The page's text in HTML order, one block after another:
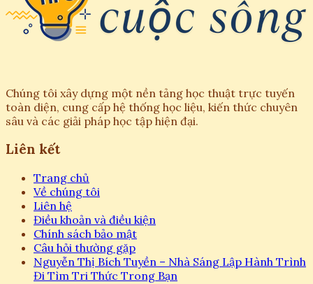
Chúng tôi xây dựng một nền tảng học thuật trực tuyến
toàn diện, cung cấp hệ thống học liệu, kiến thức chuyên
sâu và các giải pháp học tập hiện đại.
Liên kết
Trang chủ
Về chúng tôi
Liên hệ
Điều khoản và điều kiện
Chính sách bảo mật
Câu hỏi thường gặp
Nguyễn Thị Bích Tuyền – Nhà Sáng Lập Hành Trình
Đi Tìm Tri Thức Trong Bạn